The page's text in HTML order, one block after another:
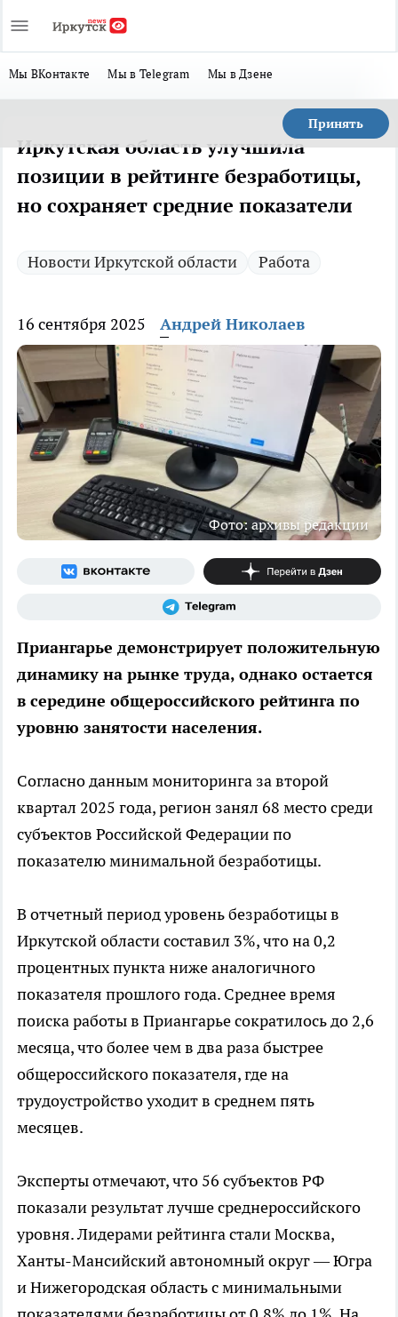
Мы ВКонтакте Мы в Telegram Мы в Дзене
Принять
Иркутская область улучшила
позиции в рейтинге безработицы,
но сохраняет средние показатели
Новости Иркутской области Работа
16 сентября 2025 Андрей Николаев
Фото: архивы редакции
Приангарье демонстрирует положительную
динамику на рынке труда, однако остается
в середине общероссийского рейтинга по
уровню занятости населения.
Согласно данным мониторинга за второй
квартал 2025 года, регион занял 68 место среди
субъектов Российской Федерации по
показателю минимальной безработицы.
В отчетный период уровень безработицы в
Иркутской области составил 3%, что на 0,2
процентных пункта ниже аналогичного
показателя прошлого года. Среднее время
поиска работы в Приангарье сократилось до 2,6
месяца, что более чем в два раза быстрее
общероссийского показателя, где на
трудоустройство уходит в среднем пять
месяцев.
Эксперты отмечают, что 56 субъектов РФ
показали результат лучше среднероссийского
уровня. Лидерами рейтинга стали Москва,
Ханты-Мансийский автономный округ — Югра
и Нижегородская область с минимальными